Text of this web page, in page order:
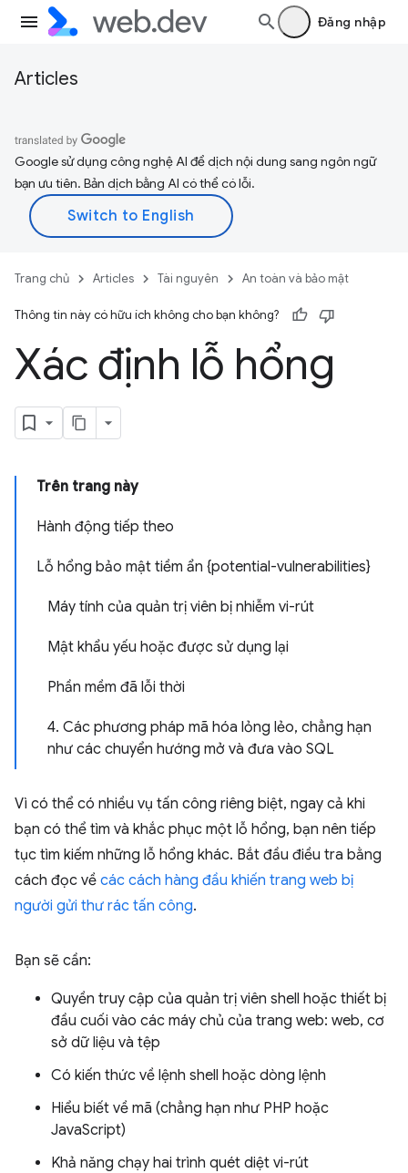
Đăng nhập
Articles
Google sử dụng công nghệ AI để dịch nội dung sang ngôn ngữ
bạn ưu tiên. Bản dịch bằng AI có thể có lỗi.
Trang chủ Articles Tài nguyên An toàn và bảo mật
Thông tin này có hữu ích không cho bạn không?
Xác định lỗ hổng
Trên trang này
Hành động tiếp theo
Lỗ hổng bảo mật tiềm ẩn {potential-vulnerabilities}
Máy tính của quản trị viên bị nhiễm vi-rút
Mật khẩu yếu hoặc được sử dụng lại
Phần mềm đã lỗi thời
4. Các phương pháp mã hóa lỏng lẻo, chẳng hạn
như các chuyển hướng mở và đưa vào SQL
Vì có thể có nhiều vụ tấn công riêng biệt, ngay cả khi
bạn có thể tìm và khắc phục một lỗ hổng, bạn nên tiếp
tục tìm kiếm những lỗ hổng khác. Bắt đầu điều tra bằng
cách đọc về các cách hàng đầu khiến trang web bị
người gửi thư rác tấn công.
Bạn sẽ cần:
Quyền truy cập của quản trị viên shell hoặc thiết bị
đầu cuối vào các máy chủ của trang web: web, cơ
sở dữ liệu và tệp
Có kiến thức về lệnh shell hoặc dòng lệnh
Hiểu biết về mã (chẳng hạn như PHP hoặc
JavaScript)
Khả năng chạy hai trình quét diệt vi-rút